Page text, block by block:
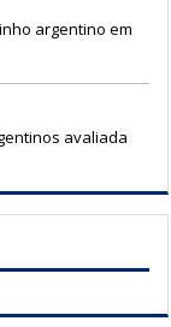
argentino em
avaliada